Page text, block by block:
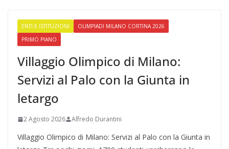
ENTI E ISTITUZIONI
OLIMPIADI MILANO CORTINA 2026
PRIMO PIANO
Villaggio Olimpico di Milano:
Servizi al Palo con la Giunta in
letargo
2 Agosto 2026 Alfredo Durantini
Villaggio Olimpico di Milano: Servizi al Palo con la Giunta in